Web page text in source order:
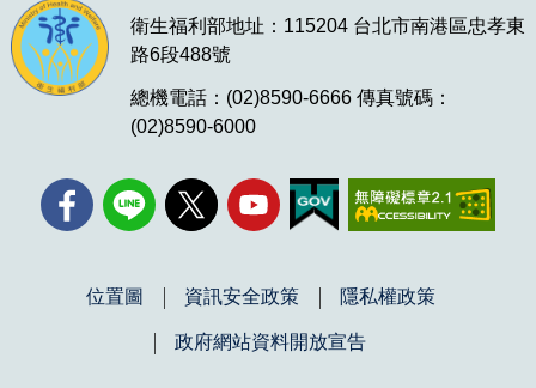
衛生福利部地址：115204 台北市南港區忠孝東
路6段488號
總機電話：(02)8590-6666 傳真號碼：
(02)8590-6000
位置圖 資訊安全政策 隱私權政策
政府網站資料開放宣告